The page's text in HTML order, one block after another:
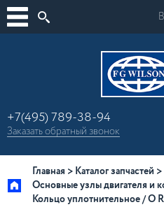
+7(495) 789-38-94
Заказатьобратный звонок
Главная
Каталог запчастей
Основные узлы двигателя и
Кольцо уплотнительное / O